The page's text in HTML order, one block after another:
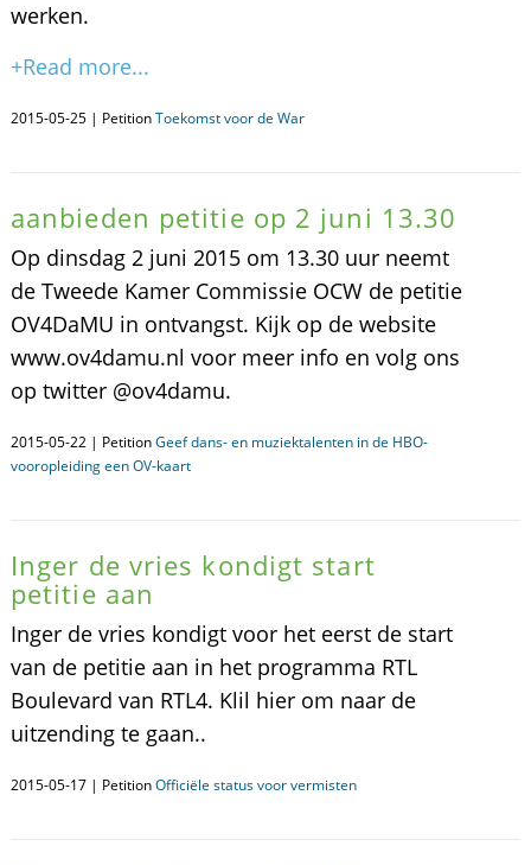
werken.
+Read more...
2015-05-25 | PetitionToekomst voor de War
aanbieden petitie op 2 juni 13.30
Op dinsdag 2 juni 2015 om 13.30 uur neemt
de Tweede Kamer Commissie OCW de petitie
OV4DaMU in ontvangst. Kijk op de website
www.ov4damu.nl voor meer info en volg ons
op twitter @ov4damu.
2015-05-22 | PetitionGeef dans- en muziektalenten in de HBO-
vooropleiding een OV-kaart
Inger de vries kondigt start
petitie aan
Inger de vries kondigt voor het eerst de start
van de petitie aan in het programma RTL
Boulevard van RTL4. Klil hier om naar de
uitzending te gaan..
2015-05-17 | PetitionOfficiële status voor vermisten